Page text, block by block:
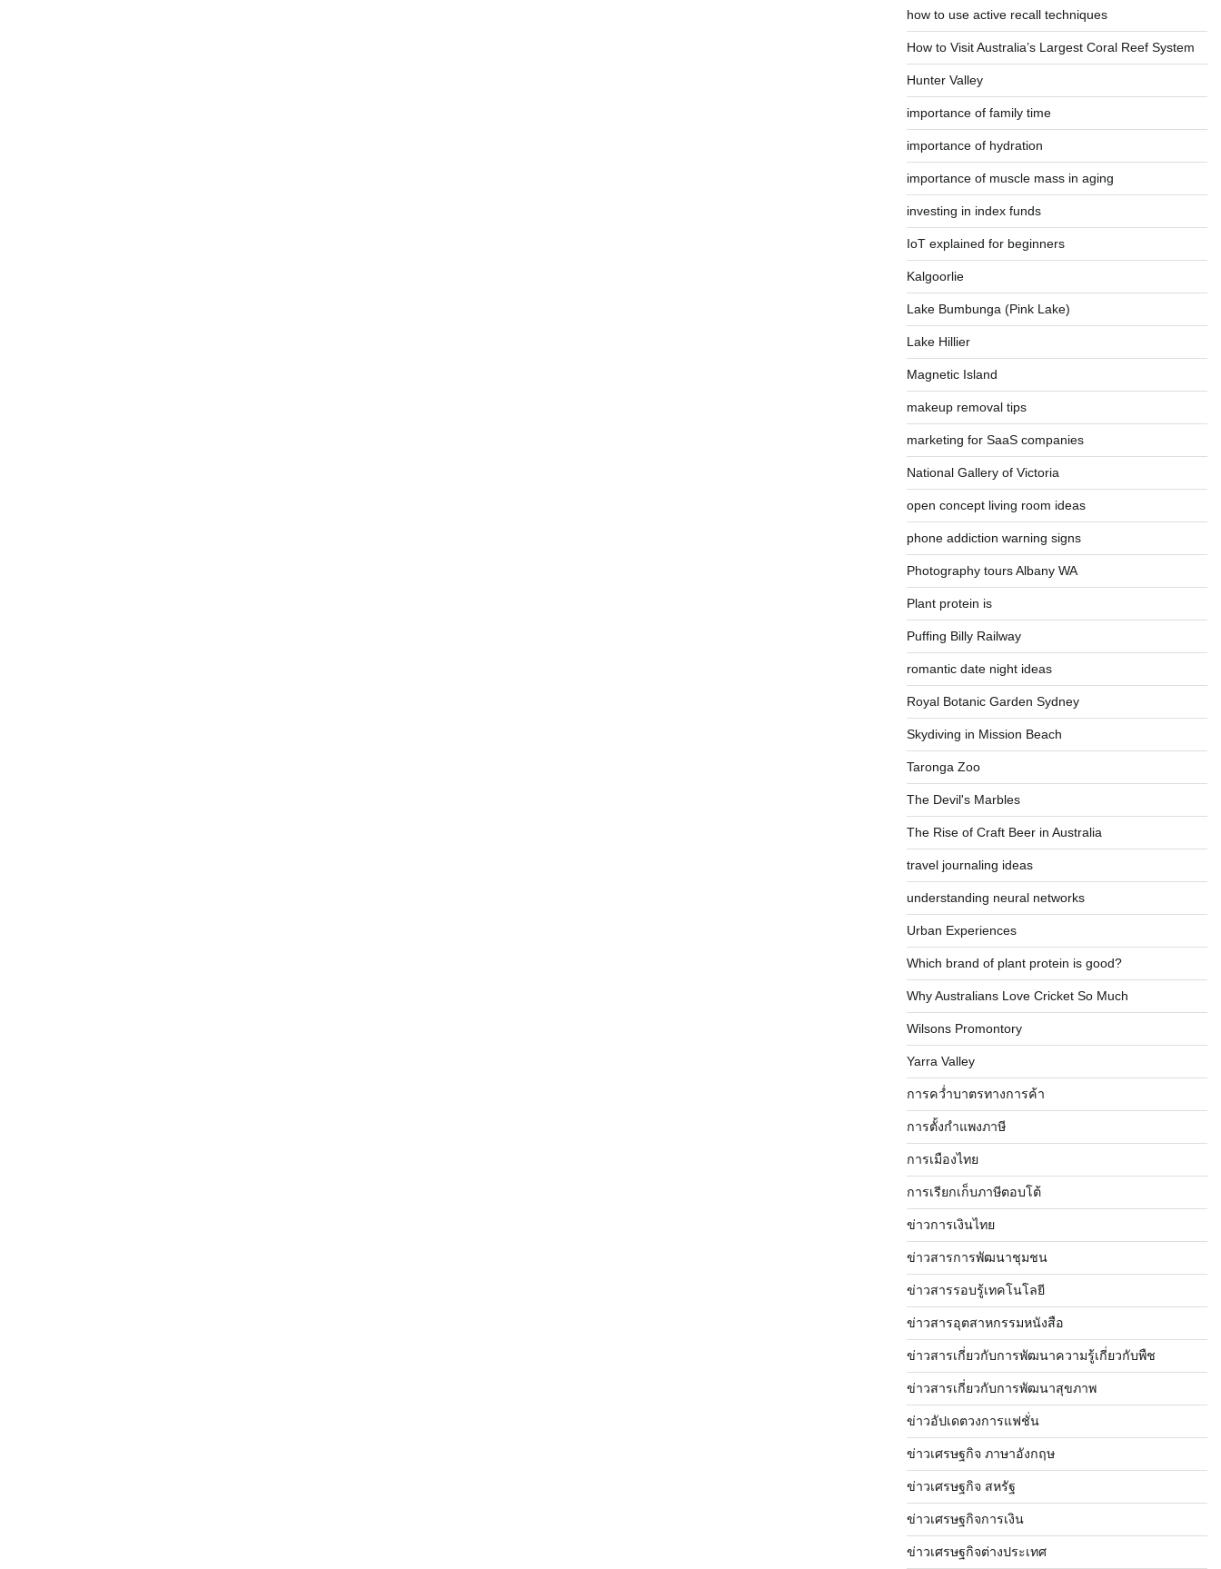
how to use active recall techniques
How to Visit Australia’s Largest Coral Reef System
Hunter Valley
importance of family time
importance of hydration
importance of muscle mass in aging
investing in index funds
IoT explained for beginners
Kalgoorlie
Lake Bumbunga (Pink Lake)
Lake Hillier
Magnetic Island
makeup removal tips
marketing for SaaS companies
National Gallery of Victoria
open concept living room ideas
phone addiction warning signs
Photography tours Albany WA
Plant protein is
Puffing Billy Railway
romantic date night ideas
Royal Botanic Garden Sydney
Skydiving in Mission Beach
Taronga Zoo
The Devil's Marbles
The Rise of Craft Beer in Australia
travel journaling ideas
understanding neural networks
Urban Experiences
Which brand of plant protein is good?
Why Australians Love Cricket So Much
Wilsons Promontory
Yarra Valley
การคว่ำบาตรทางการค้า
การตั้งกำแพงภาษี
การเมืองไทย
การเรียกเก็บภาษีตอบโต้
ข่าวการเงินไทย
ข่าวสารการพัฒนาชุมชน
ข่าวสารรอบรู้เทคโนโลยี
ข่าวสารอุตสาหกรรมหนังสือ
ข่าวสารเกี่ยวกับการพัฒนาความรู้เกี่ยวกับพืช
ข่าวสารเกี่ยวกับการพัฒนาสุขภาพ
ข่าวอัปเดตวงการแฟชั่น
ข่าวเศรษฐกิจ ภาษาอังกฤษ
ข่าวเศรษฐกิจ สหรัฐ
ข่าวเศรษฐกิจการเงิน
ข่าวเศรษฐกิจต่างประเทศ